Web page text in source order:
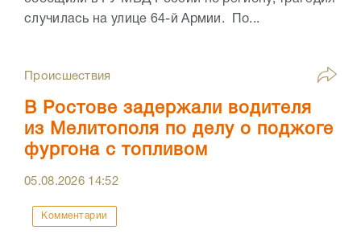
случилась на улице 64-й Армии. По...
Происшествия
В Ростове задержали водителя
из Мелитополя по делу о поджоге
фургона с топливом
05.08.2026 14:52
Комментарии